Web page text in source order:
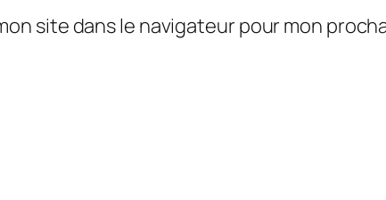
site dans le navigateur pour mon